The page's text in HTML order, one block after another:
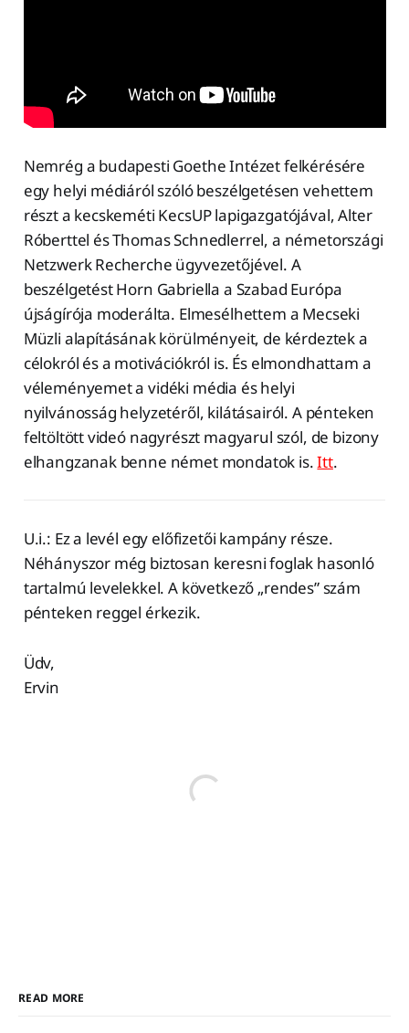
Nemrég a budapesti Goethe Intézet felkérésére
egy helyi médiáról szóló beszélgetésen vehettem
részt a kecskeméti KecsUP lapigazgatójával, Alter
Róberttel és Thomas Schnedlerrel, a németországi
Netzwerk Recherche ügyvezetőjével. A
beszélgetést Horn Gabriella a Szabad Európa
újságírója moderálta. Elmesélhettem a Mecseki
Müzli alapításának körülményeit, de kérdeztek a
célokról és a motivációkról is. És elmondhattam a
véleményemet a vidéki média és helyi
nyilvánosság helyzetéről, kilátásairól. A pénteken
feltöltött videó nagyrészt magyarul szól, de bizony
elhangzanak benne német mondatok is.Itt.
U.i.: Ez a levél egy előfizetői kampány része.
Néhányszor még biztosan keresni foglak hasonló
tartalmú levelekkel. A következő „rendes” szám
pénteken reggel érkezik.
Üdv,
Ervin
READ MORE